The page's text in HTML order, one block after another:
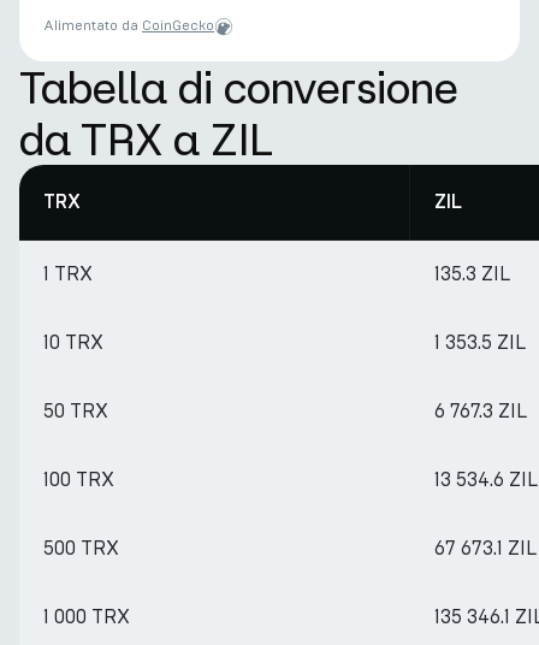
Alimentato da CoinGecko
Tabella di conversione
da TRX a ZIL
TRX ZIL
1 TRX 135.3 ZIL
10 TRX 1 353.5 ZIL
50 TRX 6 767.3 ZIL
100 TRX 13 534.6 ZIL
500 TRX 67 673.1 ZIL
1 000 TRX 135 346.1